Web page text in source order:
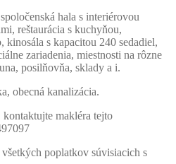
hala s interiérovou
reštaurácia s kuchyňou,
kinosála s kapacitou 240 sedadiel,
zariadenia, miestnosti na rôzne
posilňovňa, sklady a i.
obecná kanalizácia.
makléra tejto
poplatkov súvisiacich s